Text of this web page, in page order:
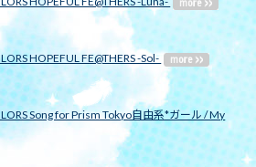
HOPEFUL FE@THERS -Sol-
Song for Prism Tokyo自由系*ガール / My